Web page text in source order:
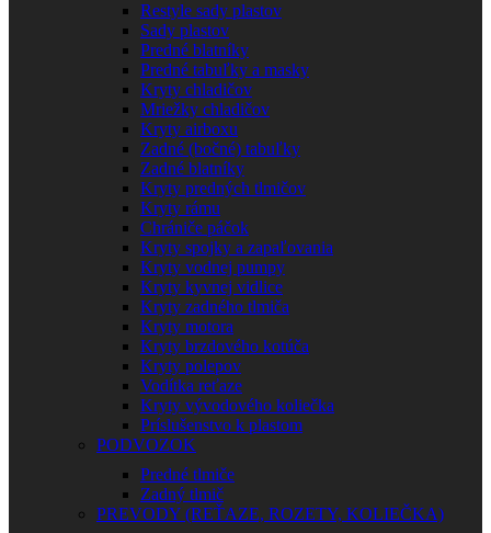
Restyle sady plastov
Sady plastov
Predné blatníky
Predné tabuľky a masky
Kryty chladičov
Mriežky chladičov
Kryty airboxu
Zadné (bočné) tabuľky
Zadné blatníky
Kryty predných tlmičov
Kryty rámu
Chrániče páčok
Kryty spojky a zapaľovania
Kryty vodnej pumpy
Kryty kyvnej vidlice
Kryty zadného tlmiča
Kryty motora
Kryty brzdového kotúča
Kryty polepov
Vodítka reťaze
Kryty vývodového koliečka
Príslušenstvo k plastom
PODVOZOK
Predné tlmiče
Zadný tlmič
PREVODY (REŤAZE, ROZETY, KOLIEČKA)